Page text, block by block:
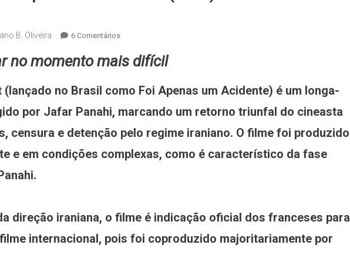
B. Oliveira 6 Comentários
no momento mais difícil
no Brasil como Foi Apenas um Acidente) é um longa-
por Jafar Panahi, marcando um retorno triunfal do cineasta
censura e detenção pelo regime iraniano. O filme foi produzido
e em condições complexas, como é característico da fase
direção iraniana, o filme é indicação oficial dos franceses para
internacional, pois foi coproduzido majoritariamente por